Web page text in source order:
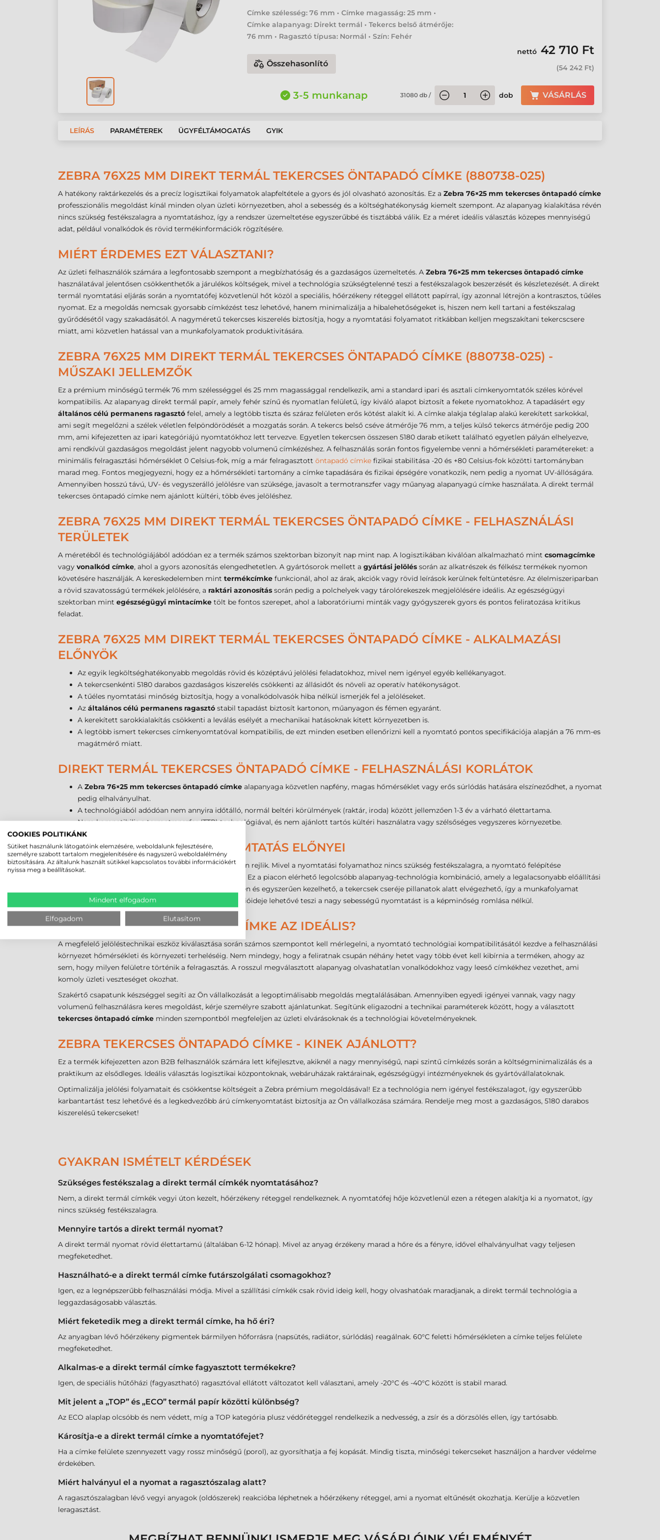
Címke szélesség: 76 mm • Címke magasság: 25 mm •
Címke alapanyag: Direkt termál • Tekercs belső átmérője:
76 mm • Ragasztó típusa: Normál • Szín: Fehér
Összehasonlító
nettó 42 710 Ft
(54 242 Ft)
3-5 munkanap 31080 db/ dob VÁSÁRLÁS
LEÍRÁS PARAMÉTEREK ÜGYFÉLTÁMOGATÁS GYIK
ZEBRA 76X25 MM DIREKT TERMÁL TEKERCSES ÖNTAPADÓ CÍMKE (880738-025)
A hatékony raktárkezelés és a precíz logisztikai folyamatok alapfeltétele a gyors és jól olvasható azonosítás. Ez a Zebra 76×25 mm tekercses öntapadó címke
professzionális megoldást kínál minden olyan üzleti környezetben, ahol a sebesség és a költséghatékonyság kiemelt szempont. Az alapanyag kialakítása révén
nincs szükség festékszalagra a nyomtatáshoz, így a rendszer üzemeltetése egyszerűbbé és tisztábbá válik. Ez a méret ideális választás közepes mennyiségű
adat, például vonalkódok és rövid termékinformációk rögzítésére.
MIÉRT ÉRDEMES EZT VÁLASZTANI?
Az üzleti felhasználók számára a legfontosabb szempont a megbízhatóság és a gazdaságos üzemeltetés. A Zebra 76×25 mm tekercses öntapadó címke
használatával jelentősen csökkenthetők a járulékos költségek, mivel a technológia szükségtelenné teszi a festékszalagok beszerzését és készletezését. A direkt
termál nyomtatási eljárás során a nyomtatófej közvetlenül hőt közöl a speciális, hőérzékeny réteggel ellátott papírral, így azonnal létrejön a kontrasztos, tűéles
nyomat. Ez a megoldás nemcsak gyorsabb címkézést tesz lehetővé, hanem minimalizálja a hibalehetőségeket is, hiszen nem kell tartani a festékszalag
gyűrődésétől vagy szakadásától. A nagyméretű tekercses kiszerelés biztosítja, hogy a nyomtatási folyamatot ritkábban kelljen megszakítani tekercscsere
miatt, ami közvetlen hatással van a munkafolyamatok produktivitására.
ZEBRA 76X25 MM DIREKT TERMÁL TEKERCSES ÖNTAPADÓ CÍMKE (880738-025) -
MŰSZAKI JELLEMZŐK
Ez a prémium minőségű termék 76 mm szélességgel és 25 mm magassággal rendelkezik, ami a standard ipari és asztali címkenyomtatók széles körével
kompatibilis. Az alapanyag direkt termál papír, amely fehér színű és nyomatlan felületű, így kiváló alapot biztosít a fekete nyomatokhoz. A tapadásért egy
általános célú permanens ragasztó felel, amely a legtöbb tiszta és száraz felületen erős kötést alakít ki. A címke alakja téglalap alakú kerekített sarkokkal,
ami segít megelőzni a szélek véletlen felpöndörödését a mozgatás során. A tekercs belső cséve átmérője 76 mm, a teljes külső tekercs átmérője pedig 200
mm, ami kifejezetten az ipari kategóriájú nyomtatókhoz lett tervezve. Egyetlen tekercsen összesen 5180 darab etikett található egyetlen pályán elhelyezve,
ami rendkívül gazdaságos megoldást jelent nagyobb volumenű címkézéshez. A felhasználás során fontos figyelembe venni a hőmérsékleti paramétereket: a
minimális felragasztási hőmérséklet 0 Celsius-fok, míg a már felragasztott öntapadó címke fizikai stabilitása -20 és +80 Celsius-fok közötti tartományban
marad meg. Fontos megjegyezni, hogy ez a hőmérsékleti tartomány a címke tapadására és fizikai épségére vonatkozik, nem pedig a nyomat UV-állóságára.
Amennyiben hosszú távú, UV- és vegyszerálló jelölésre van szüksége, javasolt a termotranszfer vagy műanyag alapanyagú címke használata. A direkt termál
tekercses öntapadó címke nem ajánlott kültéri, több éves jelöléshez.
ZEBRA 76X25 MM DIREKT TERMÁL TEKERCSES ÖNTAPADÓ CÍMKE - FELHASZNÁLÁSI
TERÜLETEK
A méretéből és technológiájából adódóan ez a termék számos szektorban bizonyít nap mint nap. A logisztikában kiválóan alkalmazható mint csomagcímke
vagy vonalkód címke, ahol a gyors azonosítás elengedhetetlen. A gyártósorok mellett a gyártási jelölés során az alkatrészek és félkész termékek nyomon
követésére használják. A kereskedelemben mint termékcímke funkcionál, ahol az árak, akciók vagy rövid leírások kerülnek feltüntetésre. Az élelmiszeriparban
a rövid szavatosságú termékek jelölésére, a raktári azonosítás során pedig a polchelyek vagy tárolórekeszek megjelölésére ideális. Az egészségügyi
szektorban mint egészségügyi mintacímke tölt be fontos szerepet, ahol a laboratóriumi minták vagy gyógyszerek gyors és pontos feliratozása kritikus
feladat.
ZEBRA 76X25 MM DIREKT TERMÁL TEKERCSES ÖNTAPADÓ CÍMKE - ALKALMAZÁSI
ELŐNYÖK
Az egyik legköltséghatékonyabb megoldás rövid és középtávú jelölési feladatokhoz, mivel nem igényel egyéb kellékanyagot.
A tekercsenkénti 5180 darabos gazdaságos kiszerelés csökkenti az állásidőt és növeli az operatív hatékonyságot.
A tűéles nyomtatási minőség biztosítja, hogy a vonalkódolvasók hiba nélkül ismerjék fel a jelöléseket.
Az általános célú permanens ragasztó stabil tapadást biztosít kartonon, műanyagon és fémen egyaránt.
A kerekített sarokkialakítás csökkenti a leválás esélyét a mechanikai hatásoknak kitett környezetben is.
A legtöbb ismert tekercses címkenyomtatóval kompatibilis, de ezt minden esetben ellenőrizni kell a nyomtató pontos specifikációja alapján a 76 mm-es
magátmérő miatt.
DIREKT TERMÁL TEKERCSES ÖNTAPADÓ CÍMKE - FELHASZNÁLÁSI KORLÁTOK
A Zebra 76×25 mm tekercses öntapadó címke alapanyaga közvetlen napfény, magas hőmérséklet vagy erős súrlódás hatására elszíneződhet, a nyomat
pedig elhalványulhat.
A technológiából adódóan nem annyira időtálló, normál beltéri körülmények (raktár, iroda) között jellemzően 1-3 év a várható élettartama.
Nem kompatibilis a termotranszfer (TTR) technológiával, és nem ajánlott tartós kültéri használatra vagy szélsőséges vegyszeres környezetbe.
A DIREKT TERMÁL CÍMKENYOMTATÁS ELŐNYEI
A direkt termál technológia lényege az egyszerűségben rejlik. Mivel a nyomtatási folyamathoz nincs szükség festékszalagra, a nyomtató felépítése
egyszerűbb, a karbantartási igénye pedig alacsonyabb. Ez a piacon elérhető legolcsóbb alapanyag-technológia kombináció, amely a legalacsonyabb előállítási
költséget eredményezi címkénként. A rendszer könnyen és egyszerűen kezelhető, a tekercsek cseréje pillanatok alatt elvégezhető, így a munkafolyamat
folyamatos maradhat. A hőérzékeny réteg gyors reakcióideje lehetővé teszi a nagy sebességű nyomtatást is a képminőség romlása nélkül.
NEM BIZTOS BENNE, MELYIK CÍMKE AZ IDEÁLIS?
A megfelelő jelöléstechnikai eszköz kiválasztása során számos szempontot kell mérlegelni, a nyomtató technológiai kompatibilitásától kezdve a felhasználási
környezet hőmérsékleti és környezeti terheléséig. Nem mindegy, hogy a feliratnak csupán néhány hetet vagy több évet kell kibírnia a terméken, ahogy az
sem, hogy milyen felületre történik a felragasztás. A rosszul megválasztott alapanyag olvashatatlan vonalkódokhoz vagy leeső címkékhez vezethet, ami
komoly üzleti veszteséget okozhat.
Szakértő csapatunk készséggel segíti az Ön vállalkozását a legoptimálisabb megoldás megtalálásában. Amennyiben egyedi igényei vannak, vagy nagy
volumenű felhasználásra keres megoldást, kérje személyre szabott ajánlatunkat. Segítünk eligazodni a technikai paraméterek között, hogy a választott
tekercses öntapadó címke minden szempontból megfeleljen az üzleti elvárásoknak és a technológiai követelményeknek.
ZEBRA TEKERCSES ÖNTAPADÓ CÍMKE - KINEK AJÁNLOTT?
Ez a termék kifejezetten azon B2B felhasználók számára lett kifejlesztve, akiknél a nagy mennyiségű, napi szintű címkézés során a költségminimalizálás és a
praktikum az elsődleges. Ideális választás logisztikai központoknak, webáruházak raktárainak, egészségügyi intézményeknek és gyártóvállalatoknak.
Optimalizálja jelölési folyamatait és csökkentse költségeit a Zebra prémium megoldásával! Ez a technológia nem igényel festékszalagot, így egyszerűbb
karbantartást tesz lehetővé és a legkedvezőbb árú címkenyomtatást biztosítja az Ön vállalkozása számára. Rendelje meg most a gazdaságos, 5180 darabos
kiszerelésű tekercseket!
GYAKRAN ISMÉTELT KÉRDÉSEK
Szükséges festékszalag a direkt termál címkék nyomtatásához?
Nem, a direkt termál címkék vegyi úton kezelt, hőérzékeny réteggel rendelkeznek. A nyomtatófej hője közvetlenül ezen a rétegen alakítja ki a nyomatot, így
nincs szükség festékszalagra.
Mennyire tartós a direkt termál nyomat?
A direkt termál nyomat rövid élettartamú (általában 6-12 hónap). Mivel az anyag érzékeny marad a hőre és a fényre, idővel elhalványulhat vagy teljesen
megfeketedhet.
Használható-e a direkt termál címke futárszolgálati csomagokhoz?
Igen, ez a legnépszerűbb felhasználási módja. Mivel a szállítási címkék csak rövid ideig kell, hogy olvashatóak maradjanak, a direkt termál technológia a
leggazdaságosabb választás.
Miért feketedik meg a direkt termál címke, ha hő éri?
Az anyagban lévő hőérzékeny pigmentek bármilyen hőforrásra (napsütés, radiátor, súrlódás) reagálnak. 60°C feletti hőmérsékleten a címke teljes felülete
megfeketedhet.
Alkalmas-e a direkt termál címke fagyasztott termékekre?
Igen, de speciális hűtőházi (fagyasztható) ragasztóval ellátott változatot kell választani, amely -20°C és -40°C között is stabil marad.
Mit jelent a „TOP” és „ECO” termál papír közötti különbség?
Az ECO alaplap olcsóbb és nem védett, míg a TOP kategória plusz védőréteggel rendelkezik a nedvesség, a zsír és a dörzsölés ellen, így tartósabb.
Károsítja-e a direkt termál címke a nyomtatófejet?
Ha a címke felülete szennyezett vagy rossz minőségű (porol), az gyorsíthatja a fej kopását. Mindig tiszta, minőségi tekercseket használjon a hardver védelme
érdekében.
Miért halványul el a nyomat a ragasztószalag alatt?
A ragasztószalagban lévő vegyi anyagok (oldószerek) reakcióba léphetnek a hőérzékeny réteggel, ami a nyomat eltűnését okozhatja. Kerülje a közvetlen
leragasztást.
COOKIES POLITIKÁNK
Sütiket használunk látogatóink elemzésére, weboldalunk fejlesztésére,
személyre szabott tartalom megjelenítésére és nagyszerű weboldalélmény
biztosítására. Az általunk használt sütikkel kapcsolatos további információkért
nyissa meg a beállításokat.
Mindent elfogadom
Elfogadom Elutasítom